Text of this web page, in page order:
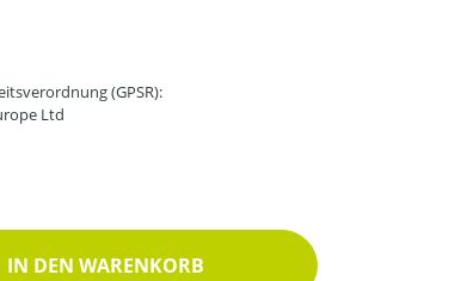
(GPSR):
Ltd
Wert ein oder
IN DEN WARENKORB